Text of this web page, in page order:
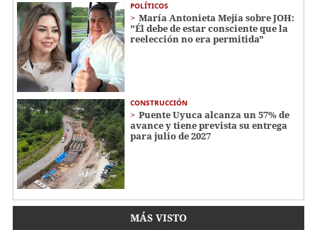
POLÍTICOS
María Antonieta Mejía sobre JOH:
"Él debe de estar consciente que la
reelección no era permitida"
CONSTRUCCIÓN
Puente Uyuca alcanza un 57% de
avance y tiene prevista su entrega
para julio de 2027
MÁS VISTO